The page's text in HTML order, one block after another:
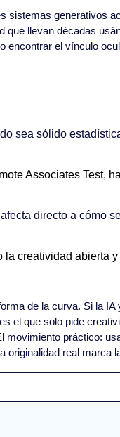
sistemas generativos
que llevan décadas
encontrar el vínculo
sea sólido
Associates Test,
directo a cómo
la creatividad abierta
de la curva. Si la IA
el que solo pide
movimiento práctico:
originalidad real marca